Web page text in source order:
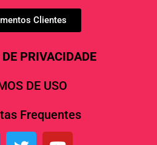
Clientes
PRIVACIDADE
DE USO
Frequentes